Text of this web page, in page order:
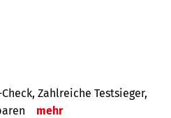
Zahlreiche Testsieger,
mehr